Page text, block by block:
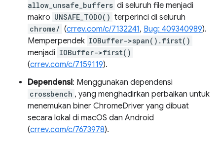
allow_unsafe_buffers di seluruh file menjadi
makro UNSAFE_TODO() terperinci di seluruh
chrome/ (crrev.com/c/7132241, Bug: 409340989).
Memperpendek IOBuffer->span().first()
menjadi IOBuffer->first()
(crrev.com/c/7159119).
Dependensi: Menggunakan dependensi
crossbench , yang menghadirkan perbaikan untuk
menemukan biner ChromeDriver yang dibuat
secara lokal di macOS dan Android
(crrev.com/c/7673978).